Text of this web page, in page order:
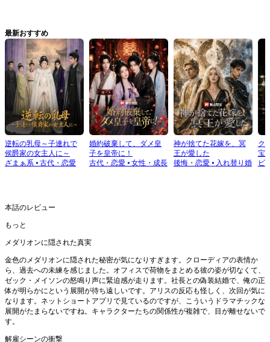
最新おすすめ
逆転の乳母～子連れで
侯爵家の女主人に～
ざまぁ系 ⦁ 古代・恋愛
婚約破棄して、ダメ皇
子を皇帝に！
古代・恋愛⦁ 女性・成長
神が捨てた花嫁を、冥
王が愛した
後悔・恋愛⦁ 入れ替り婚
ク
宝
ビ
本話のレビュー
もっと
メダリオンに隠された真実
金色のメダリオンに隠された秘密が気になりすぎます。クローディアの表情か
ら、過去への未練を感じました。オフィスで荷物をまとめる彼の姿が切なくて、
ゼック・メイソンの怒鳴り声に緊迫感が走ります。社長との偽装結婚で、俺の正
体が明らかにという展開が待ち遠しいです。アリスの反応も怪しく、次回が気に
なります。ネットショートアプリで見ているのですが、こういうドラマチックな
展開がたまらないですね。キャラクターたちの関係性が複雑で、目が離せないで
す。
解雇シーンの衝撃